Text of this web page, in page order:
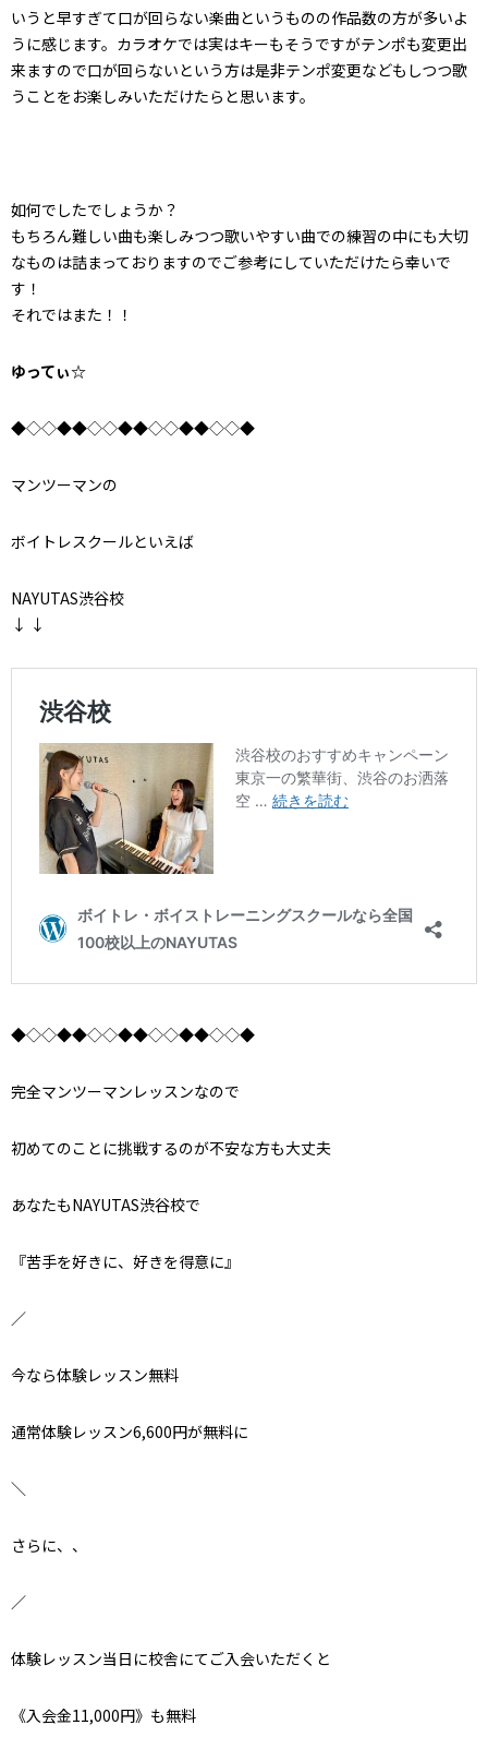
いうと早すぎて口が回らない楽曲というものの作品数の方が多いよ
うに感じます。カラオケでは実はキーもそうですがテンポも変更出
来ますので口が回らないという方は是非テンポ変更などもしつつ歌
うことをお楽しみいただけたらと思います。
如何でしたでしょうか？
もちろん難しい曲も楽しみつつ歌いやすい曲での練習の中にも大切
なものは詰まっておりますのでご参考にしていただけたら幸いで
す！
それではまた！！
ゆってぃ☆
◆◇◇◆◆◇◇◆◆◇◇◆◆◇◇◆
マンツーマンの
ボイトレスクールといえば
NAYUTAS渋谷校
↓ ↓
◆◇◇◆◆◇◇◆◆◇◇◆◆◇◇◆
完全マンツーマンレッスンなので
初めてのことに挑戦するのが不安な方も大丈夫
あなたもNAYUTAS渋谷校で
『苦手を好きに、好きを得意に』
／
今なら体験レッスン無料
通常体験レッスン6,600円が無料に
＼
さらに、、
／
体験レッスン当日に校舎にてご入会いただくと
《入会金11,000円》も無料